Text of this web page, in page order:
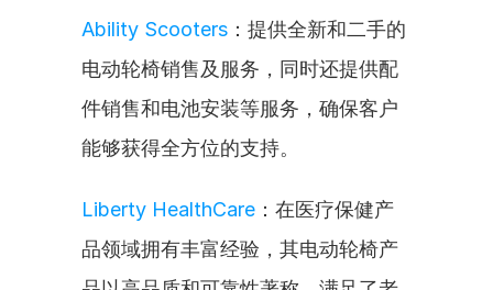
Ability Scooters ：提供全新和二手的
电动轮椅销售及服务，同时还提供配
件销售和电池安装等服务，确保客户
能够获得全方位的支持。
Liberty HealthCare ：在医疗保健产
品领域拥有丰富经验，其电动轮椅产